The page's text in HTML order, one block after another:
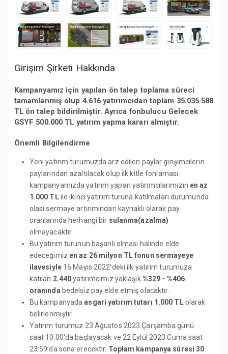
Girişim Şirketi Hakkında
Kampanyamız için yapılan ön talep toplama süreci
tamamlanmış olup 4.616 yatırımcıdan toplam 35.035.588
TL ön talep bildirilmiştir. Ayrıca fonbulucu Gelecek
GSYF 500.000 TL yatırım yapma kararı almıştır.
Önemli Bilgilendirme
Yeni yatırım turumuzda arz edilen paylar girişimcilerin
paylarından azaltılacak olup ilk kitle fonlaması
kampanyamızda yatırım yapan yatırımcılarımızın en az
1.000 TLile ikinci yatırım turuna katılmaları durumunda
olası sermaye artırımından kaynaklı olarak pay
oranlarında herhangi bir sulanma(azalma)
olmayacaktır.
Bu yatırım turunun başarılı olması halinde elde
edeceğimiz en az 26 milyon TL fonun sermayeye
ilavesiyle16 Mayıs 2022'deki ilk yatırım turumuza
katılan 2.440yatırımcımız yaklaşık%329 - %406
oranındabedelsiz pay elde etmiş olacaktır.
Bu kampanyadaasgari yatırım tutarı 1.000 TLolarak
belirlenmiştir.
Yatırım turumuz 23 Ağustos 2023 Çarşamba günü
saat 10:00‘da başlayacak ve 22 Eylül 2023 Cuma saat
23:59’da sona erecektir. Toplam kampanya süresi 30